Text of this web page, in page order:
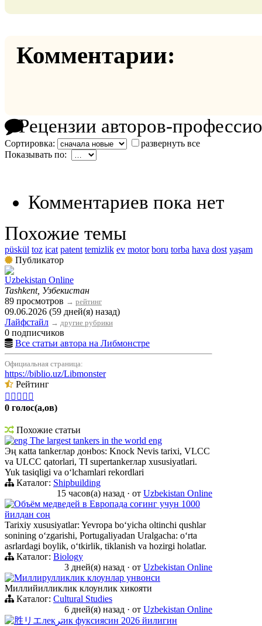
Комментарии:
Рецензии авторов-
Сортировка:
развернуть все
Показывать по:
Комментариев пока нет
Похожие темы
püskül toz icat patent temizlik ev motor boru torba hava dost yaşam
Публикатор
Uzbekistan Online
Tashkent, Узбекистан
89 просмотров → рейтинг
09.06.2026 (59 дней(я) назад)
Лайфстайл → другие рубрики
0 подписчиков
Все статьи автора на Либмонстре
Официальная страница:
https://biblio.uz/Libmonster
Рейтинг
    
0 голос(а,ов)
Похожие статьи
eng The largest tankers in the world eng
Эң кatta tankerлар донbos: Knock Nevis tarixi, VLCC
va ULCC qatorlari, TI supertankerлар xususiyatlari.
Yuk tasiqligi va oʻlchamlari rekordlari
Каталог: Shipbuilding
15 часов(а) назад · от Uzbekistan Online
Объём медведей в Европада соғинг учун 1000
йилдан соң
Tarixiy xususiyatlar: Yevropa boʻyicha oltinchi qushlar
sonining oʻzgarishi, Portugaliyadan Uralgacha: oʻrta
asrlardagi boylik, oʻtkirlik, tiklanish va hozirgi holatlar.
Каталог: Biology
3 дней(я) назад · от Uzbekistan Online
Миллирулликлик клоунлар унвонси
Миллийилликлик клоунлик хикояти
Каталог: Cultural Studies
6 дней(я) назад · от Uzbekistan Online
胜リエлекترик фуксиясин 2026 йилигин